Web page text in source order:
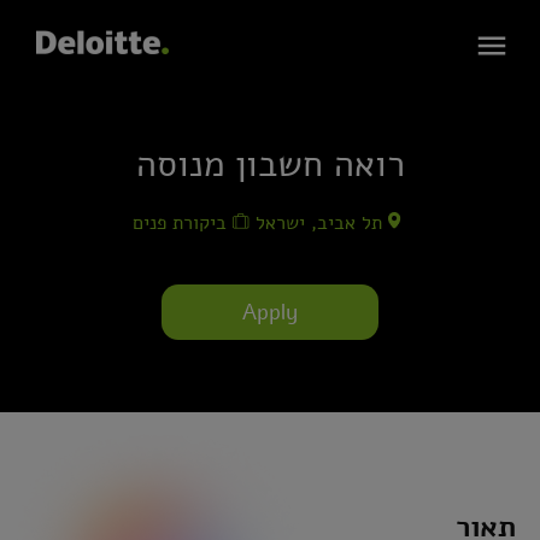
רואה חשבון מנוסה
תל אביב, ישראל ביקורת פנים
Apply
תאור